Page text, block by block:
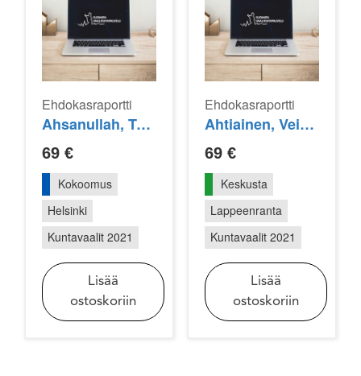
Ehdokasraportti
Ahsanullah, Tarik
69 €
Kokoomus
Helsinki
Kuntavaalit 2021
Lisää
ostoskoriin
Ehdokasraportti
Ahtiainen, Veikko
69 €
Keskusta
Lappeenranta
Kuntavaalit 2021
Lisää
ostoskoriin